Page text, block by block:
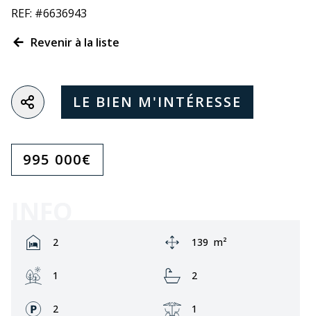
REF: #6636943
Revenir à la liste
LE BIEN M'INTÉRESSE
995 000€
Rooms:
2 Zone:
139 m²
Jardin:
1 Bathrooms:
2
Façades:
2 Terrasse:
1